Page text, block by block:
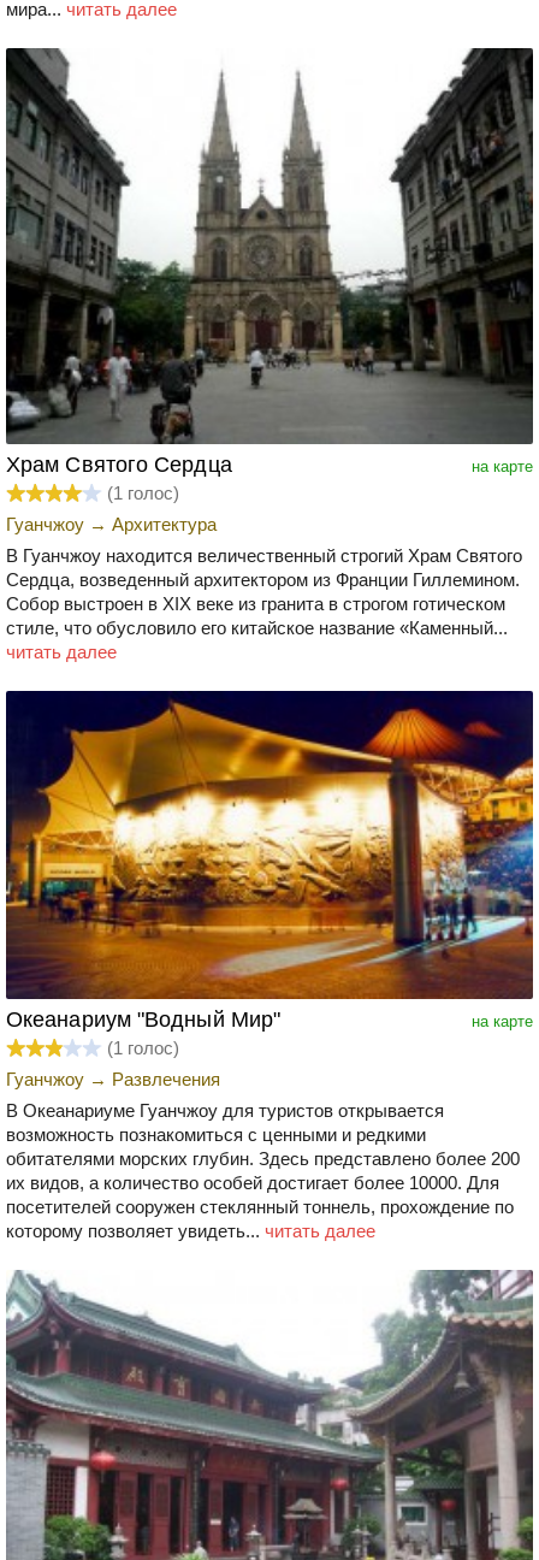
мира... читать далее
на карте
Храм Святого Сердца
(1 голос)
Гуанчжоу → Архитектура
В Гуанчжоу находится величественный строгий Храм Святого
Сердца, возведенный архитектором из Франции Гиллемином.
Собор выстроен в XIX веке из гранита в строгом готическом
стиле, что обусловило его китайское название «Каменный...
читать далее
на карте
Океанариум "Водный Мир"
(1 голос)
Гуанчжоу → Развлечения
В Океанариуме Гуанчжоу для туристов открывается
возможность познакомиться с ценными и редкими
обитателями морских глубин. Здесь представлено более 200
их видов, а количество особей достигает более 10000. Для
посетителей сооружен стеклянный тоннель, прохождение по
которому позволяет увидеть... читать далее